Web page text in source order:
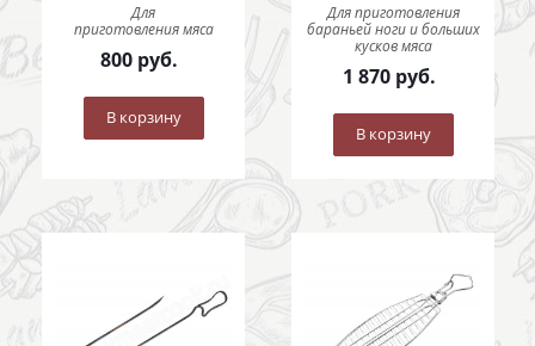
Для
приготовления мяса
800 руб.
В корзину
Для приготовления
бараньей ноги и больших
кусков мяса
1 870руб.
В корзину